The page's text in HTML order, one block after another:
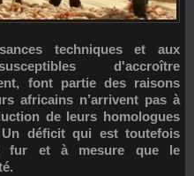
d'accroître
font partie des raisons
africains n’arrivent pas à
de leurs homologues
déficit qui est toutefois
fur et à mesure que le